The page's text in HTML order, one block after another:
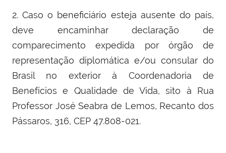
2. Caso o beneficiário esteja ausente do país,
deve encaminhar declaração de
comparecimento expedida por órgão de
representação diplomática e/ou consular do
Brasil no exterior à Coordenadoria de
Benefícios e Qualidade de Vida, sito à Rua
Professor José Seabra de Lemos, Recanto dos
Pássaros, 316, CEP 47.808-021.